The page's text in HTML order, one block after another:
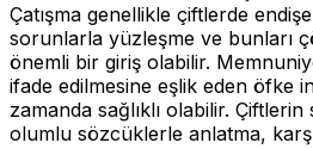
Çatışma genellikle çiftlerde
sorunlarla yüzleşme ve bunları
önemli bir giriş olabilir.
ifade edilmesine eşlik eden öfke
zamanda sağlıklı olabilir.
olumlu sözcüklerle anlatma,